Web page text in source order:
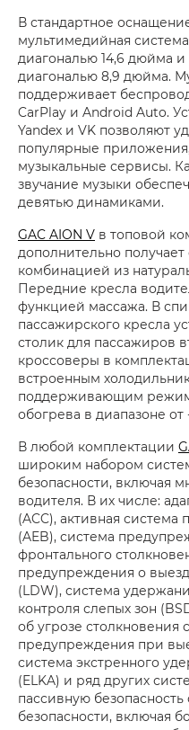
В стандартное
мультимедийная
диагональю 14,6 дюйма
диагональю 8,9 дюйма.
поддерживает
CarPlay и Android Auto.
Yandex и VK позволяют
популярные
музыкальные сервисы.
звучание музыки
девятью динамиками.
GAC AION V в топовой
дополнительно
комбинацией из
Передние кресла
функцией массажа. В
пассажирского кресла
столик для пассажиров
кроссоверы в
встроенным
поддерживающим
обогрева в диапазоне от
В любой комплектации
широким набором
безопасности, включая
водителя. В их числе:
(ACC), активная
(AEB), система
фронтального
предупреждения о
(LDW), система
контроля слепых зон
об угрозе столкновения
предупреждения при
система экстренного
(ELKA) и ряд других
пассивную
безопасности, включая